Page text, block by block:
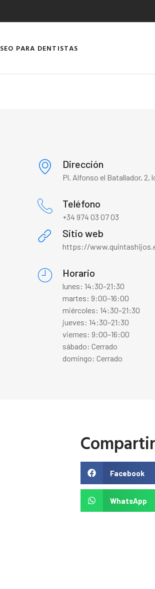
SEO PARA DENTISTAS
Dirección
Pl. Alfonso el Batallador, 2,
Teléfono
+34 974 03 07 03
Sitio web
https://
Horario
lunes: 14:30–21:30
martes: 9:00–16:00
miércoles: 14:30–21:30
jueves: 14:30–21:30
viernes: 9:00–16:00
sábado: Cerrado
domingo: Cerrado
Facebook
WhatsApp